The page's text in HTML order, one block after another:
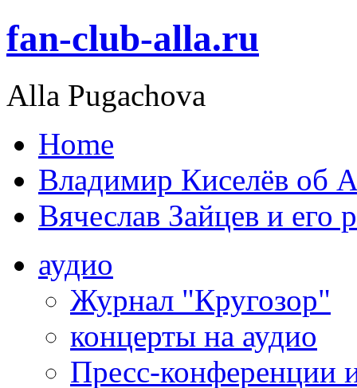
fan-club-alla.ru
Alla Pugachova
Home
Владимир Киселёв об
Вячеслав Зайцев и его
аудио
Журнал "Кругозор"
концерты на аудио
Пресс-конференции